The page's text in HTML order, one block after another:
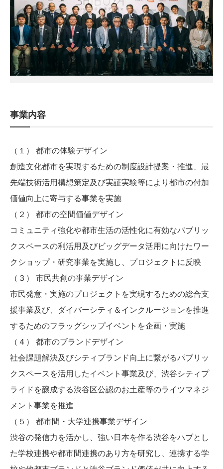
事業内容
（１） 都市の体験デザイン
創造文化都市を実現するための制度設計提案・推進、最
先端技術活用構想策定及び実証実験等により都市の付加
価値向上に寄与する事業を実施​
（２） 都市の空間価値デザイン
コミュニティ強化や都市生活の活性化に有効なパブリッ
クスペースの利活用及びビッグデータ活用に向けたワー
クショップ・研究事業を実施し、プロジェクトに反映
（３） 市民共創の事業デザイン
市民発意・実施のプロジェクトを実現するための総合支
援事業及び、ダイバーシティ＆インクルージョンを推進
するためのフラッグシップイベントを企画・実施
（４） 都市のブランドデザイン
社会課題解決及びシティブランド向上に繋がるパブリッ
クスペースを活用したイベント事業及び、渋谷シティプ
ライドを醸成する渋谷区公認のお土産等のライツマネジ
メント事業を推進
（５） 都市間・大学連携事業デザイン
渋谷の発信力を活かし、強い日本を作る渋谷をハブとし
た学校連携や都市間連携のあり方を研究し、連携する学